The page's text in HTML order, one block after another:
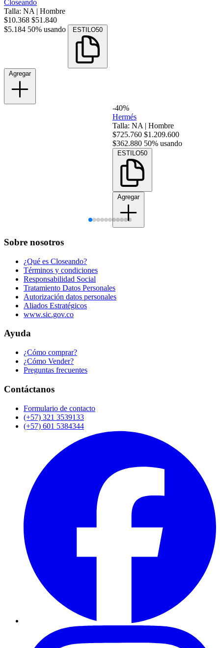
Closeando
Talla: NA | Hombre
$10.368 $51.840
$5.184 50% usando ESTILO50
Agregar
-40%
Hermés
Talla: NA | Hombre
$725.760 $1.209.600
$362.880 50% usando
ESTILO50
Agregar
Sobre nosotros
¿Qué es Closeando?
Términos y condiciones
Responsabilidad Social
Tratamiento Datos Personales
Autorización datos personales
Aliados Estratégicos
www.sic.gov.co
Ayuda
¿Cómo comprar?
¿Cómo Vender?
Preguntas frecuentes
Contáctanos
Formulario de contacto
(+57) 321 3539133
(+57) 601 5384344